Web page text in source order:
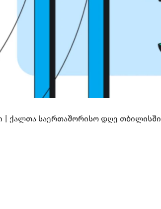
| ქალთა საერთაშორისო დღე თბილისში